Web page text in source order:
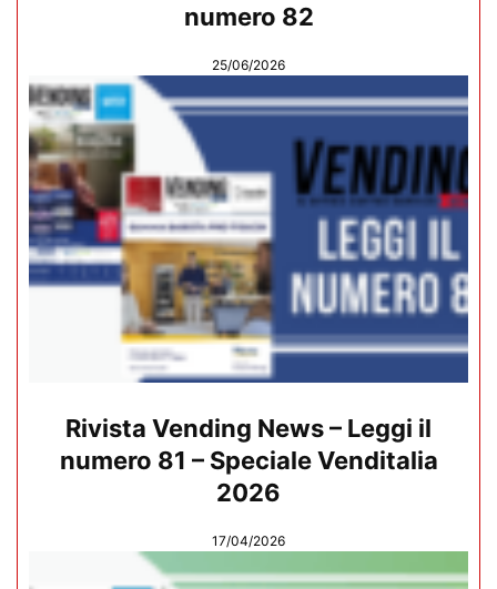
numero 82
25/06/2026
Rivista Vending News – Leggi il
numero 81 – Speciale Venditalia
2026
17/04/2026